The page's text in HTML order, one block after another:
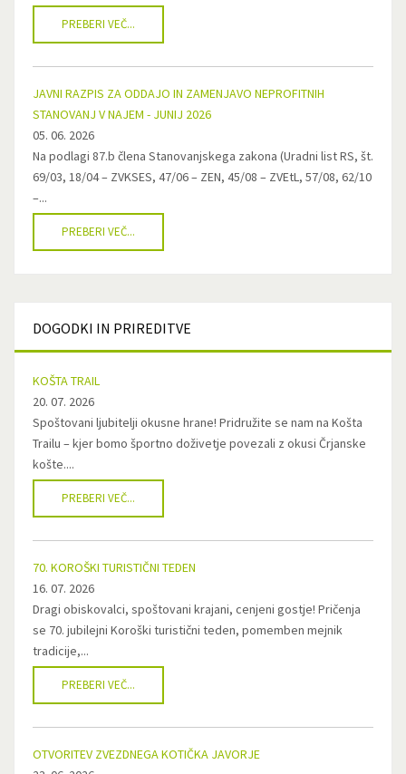
PREBERI VEČ...
JAVNI RAZPIS ZA ODDAJO IN ZAMENJAVO NEPROFITNIH
STANOVANJ V NAJEM - JUNIJ 2026
05. 06. 2026
Na podlagi 87.b člena Stanovanjskega zakona (Uradni list RS, št.
69/03, 18/04 – ZVKSES, 47/06 – ZEN, 45/08 – ZVEtL, 57/08, 62/10
–...
PREBERI VEČ...
DOGODKI IN PRIREDITVE
KOŠTA TRAIL
20. 07. 2026
Spoštovani ljubitelji okusne hrane! Pridružite se nam na Košta
Trailu – kjer bomo športno doživetje povezali z okusi Črjanske
košte....
PREBERI VEČ...
70. KOROŠKI TURISTIČNI TEDEN
16. 07. 2026
Dragi obiskovalci, spoštovani krajani, cenjeni gostje! Pričenja
se 70. jubilejni Koroški turistični teden, pomemben mejnik
tradicije,...
PREBERI VEČ...
OTVORITEV ZVEZDNEGA KOTIČKA JAVORJE